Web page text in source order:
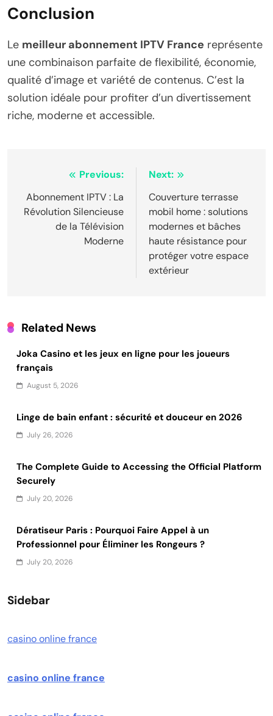
Conclusion
Le meilleur abonnement IPTV France représente
une combinaison parfaite de flexibilité, économie,
qualité d’image et variété de contenus. C’est la
solution idéale pour profiter d’un divertissement
riche, moderne et accessible.
navigation
Previous:
Abonnement IPTV : La
Révolution Silencieuse
de la Télévision
Moderne
Next:
Couverture terrasse
mobil home : solutions
modernes et bâches
haute résistance pour
protéger votre espace
extérieur
Related News
Joka Casino et les jeux en ligne pour les joueurs
français
August 5, 2026
Linge de bain enfant : sécurité et douceur en 2026
July 26, 2026
The Complete Guide to Accessing the Official Platform
Securely
July 20, 2026
Dératiseur Paris : Pourquoi Faire Appel à un
Professionnel pour Éliminer les Rongeurs ?
July 20, 2026
Sidebar
casino online france
casino online france